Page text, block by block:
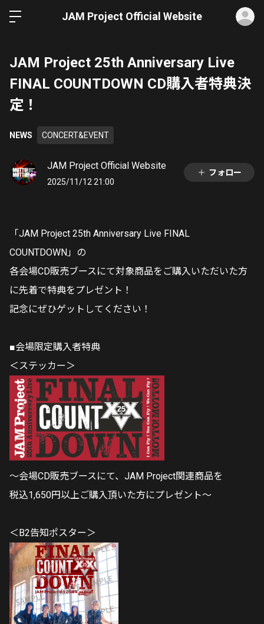
JAM Project Official Website
JAM Project 25th Anniversary Live
FINAL COUNTDOWN CD購入者特典決
定！
NEWS CONCERT&EVENT
JAM Project Official Website
2025/11/12 21:00
フォロー
「JAM Project 25th Anniversary Live FINAL
COUNTDOWN」の
各会場CD販売ブースにて対象商品をご購入いただいた方
に先着で特典をプレゼント！
記念にぜひゲットしてください！
■会場限定購入者特典
＜ステッカー＞
～会場CD販売ブースにて、JAM Project関連商品を
税込1,650円以上ご購入頂いた方にプレゼント～
＜B2告知ポスター＞